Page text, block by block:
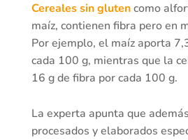
Cereales sin glutencomo
maíz, contienen fibra pero en
Por ejemplo, el maíz aporta
cada 100 g, mientras que la
16 g de fibra por cada 100 g.
La experta apunta que
procesados y elaborados